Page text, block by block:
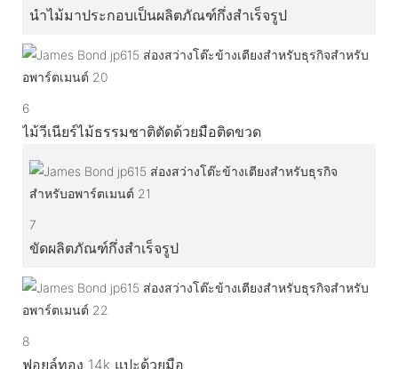
นำไม้มาประกอบเป็นผลิตภัณฑ์กึ่งสำเร็จรูป
6
ไม้วีเนียร์ไม้ธรรมชาติตัดด้วยมือติดขวด
7
ขัดผลิตภัณฑ์กึ่งสำเร็จรูป
8
ฟอยล์ทอง 14k แปะด้วยมือ